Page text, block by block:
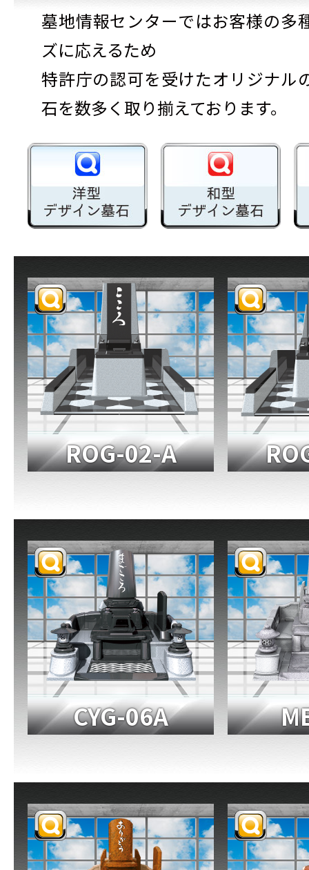
墓地情報センターではお客様の多
ズに応えるため
特許庁の認可を受けたオリジナル
石を数多く取り揃えております。
ROG-02-A
CYG-06A